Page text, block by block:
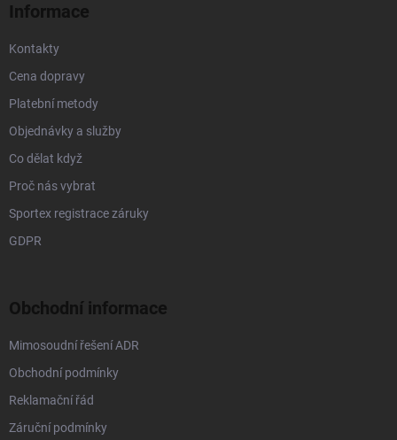
Informace
Kontakty
Cena dopravy
Platební metody
Objednávky a služby
Co dělat když
Proč nás vybrat
Sportex registrace záruky
GDPR
Obchodní informace
Mimosoudní řešení ADR
Obchodní podmínky
Reklamační řád
Záruční podmínky